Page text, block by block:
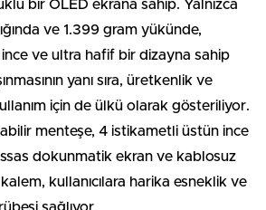
bir OLED ekrana sahip. Yalnızca
ve 1.399 gram yükünde,
ince ve ultra hafif bir dizayna sahip
yanı sıra, üretkenlik ve
için de ülkü olarak gösteriliyor.
menteşe, 4 istikametli üstün ince
dokunmatik ekran ve kablosuz
kullanıcılara harika esneklik ve